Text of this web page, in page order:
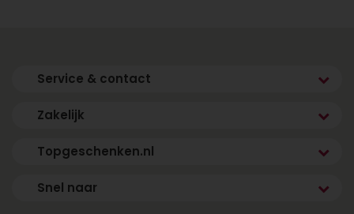
Service & contact
Zakelijk
Topgeschenken.nl
Snel naar